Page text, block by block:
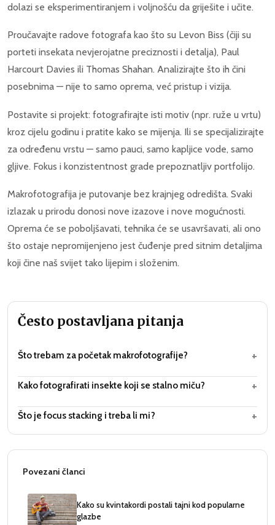
dolazi se eksperimentiranjem i voljnošću da griješite i učite.
Proučavajte radove fotografa kao što su Levon Biss (čiji su
porteti insekata nevjerojatne preciznosti i detalja), Paul
Harcourt Davies ili Thomas Shahan. Analizirajte što ih čini
posebnima — nije to samo oprema, već pristup i vizija.
Postavite si projekt: fotografirajte isti motiv (npr. ruže u vrtu)
kroz cijelu godinu i pratite kako se mijenja. Ili se specijalizirajte
za određenu vrstu — samo pauci, samo kapljice vode, samo
gljive. Fokus i konzistentnost grade prepoznatljiv portfolijo.
Makrofotografija je putovanje bez krajnjeg odredišta. Svaki
izlazak u prirodu donosi nove izazove i nove mogućnosti.
Oprema će se poboljšavati, tehnika će se usavršavati, ali ono
što ostaje nepromijenjeno jest čuđenje pred sitnim detaljima
koji čine naš svijet tako lijepim i složenim.
Često postavljana pitanja
Što trebam za početak makrofotografije? +
Kako fotografirati insekte koji se stalno miču? +
Što je focus stacking i treba li mi? +
Povezani članci
Kako su kvintakordi postali tajni kod popularne
glazbe